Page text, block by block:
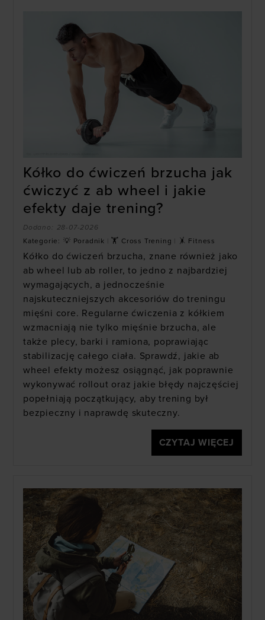
Kółko do ćwiczeń brzucha jak
ćwiczyć z ab wheel i jakie
efekty daje trening?
Dodano:
28-07-2026
Kategorie: 💡 Poradnik 🏋 Cross Trening 🤸 Fitness
Kółko do ćwiczeń brzucha, znane również jako
ab wheel lub ab roller, to jedno z najbardziej
wymagających, a jednocześnie
najskuteczniejszych akcesoriów do treningu
mięśni core. Regularne ćwiczenia z kółkiem
wzmacniają nie tylko mięśnie brzucha, ale
także plecy, barki i ramiona, poprawiając
stabilizację całego ciała. Sprawdź, jakie ab
wheel efekty możesz osiągnąć, jak poprawnie
wykonywać rollout oraz jakie błędy najczęściej
popełniają początkujący, aby trening był
bezpieczny i naprawdę skuteczny.
CZYTAJ WIĘCEJ